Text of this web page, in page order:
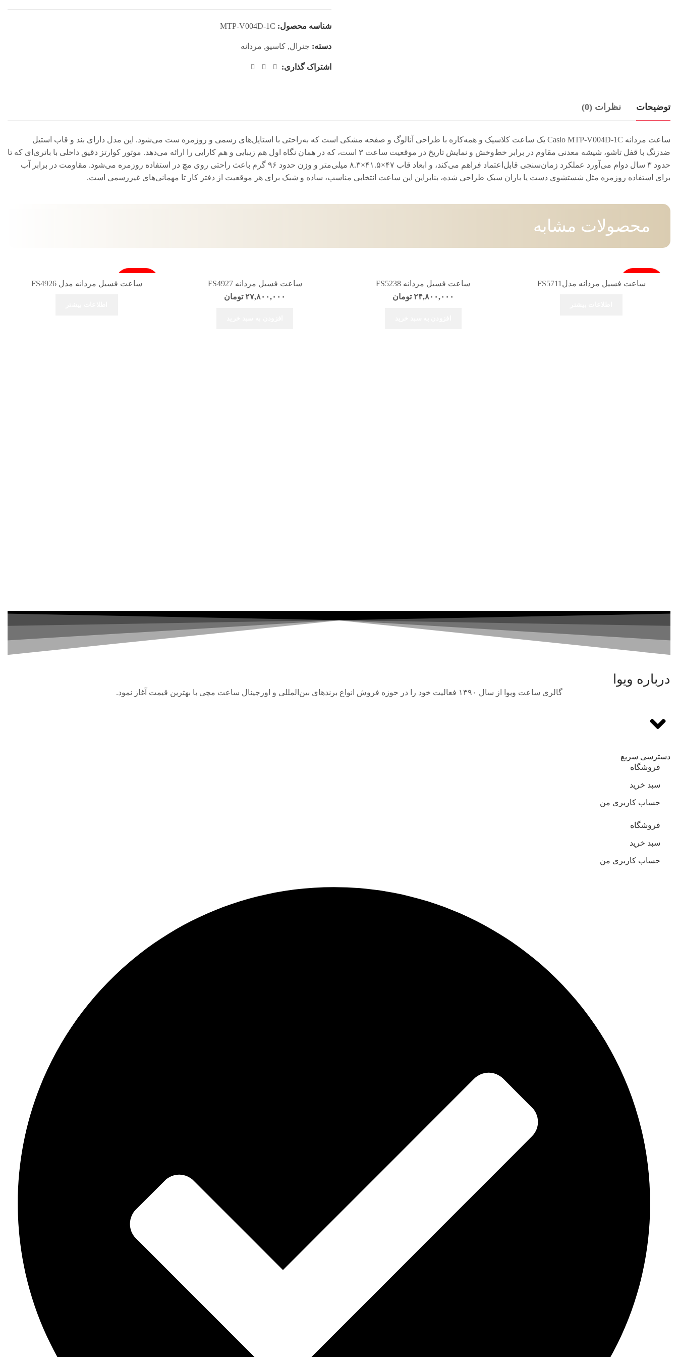
شناسه محصول: MTP-V004D-1C
دسته: جنرال, کاسیو, مردانه
اشتراک گذاری:
توضیحات نظرات (0)
ساعت مردانه Casio MTP-V004D-1C یک ساعت کلاسیک و همه‌کاره با طراحی آنالوگ و صفحه مشکی است که به‌راحتی با استایل‌های رسمی و روزمره ست می‌شود. این مدل دارای بند و قاب استیل
ضدزنگ با قفل تاشو، شیشه معدنی مقاوم در برابر خط‌وخش و نمایش تاریخ در موقعیت ساعت ۳ است، که در همان نگاه اول هم زیبایی و هم کارایی را ارائه می‌دهد. موتور کوارتز دقیق داخلی با باتری‌ای که تا
حدود ۳ سال دوام می‌آورد عملکرد زمان‌سنجی قابل‌اعتماد فراهم می‌کند، و ابعاد قاب ۴۷×۴۱.۵×۸.۳ میلی‌متر و وزن حدود ۹۶ گرم باعث راحتی روی مچ در استفاده روزمره می‌شود. مقاومت در برابر آب
برای استفاده روزمره مثل شستشوی دست یا باران سبک طراحی شده، بنابراین این ساعت انتخابی مناسب، ساده و شیک برای هر موقعیت از دفتر کار تا مهمانی‌های غیررسمی است.
محصولات مشابه
فروخته شد
ساعت فسیل مردانه مدلFS5711
ساعت فسیل مردانه FS5238
۲۴,۸۰۰,۰۰۰ تومان
ساعت فسیل مردانه FS4927
۲۷,۸۰۰,۰۰۰ تومان
فروخته شد
ساعت فسیل مردانه مدل FS4926
درباره ویوا
گالری ساعت ویوا از سال ۱۳۹۰ فعالیت خود را در حوزه فروش انواع برندهای بین‌المللی و اورجینال ساعت مچی با بهترین قیمت آغاز نمود.
دسترسی سریع
فروشگاه
سبد خرید
حساب کاربری من
فروشگاه
سبد خرید
حساب کاربری من